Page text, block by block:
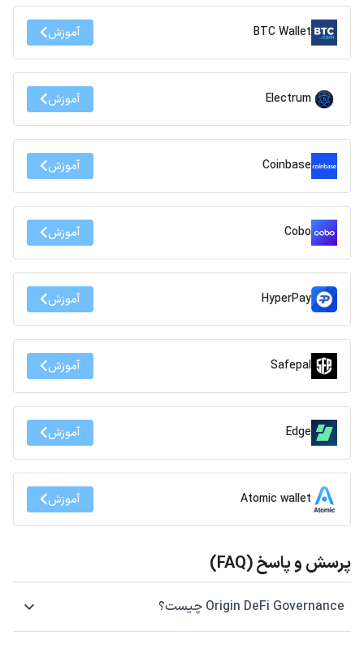
BTC Wallet آموزش
Electrum آموزش
Coinbase آموزش
Cobo آموزش
HyperPay آموزش
Safepal آموزش
Edge آموزش
Atomic wallet آموزش
پرسش و پاسخ (FAQ)
Origin DeFi Governance چیست؟